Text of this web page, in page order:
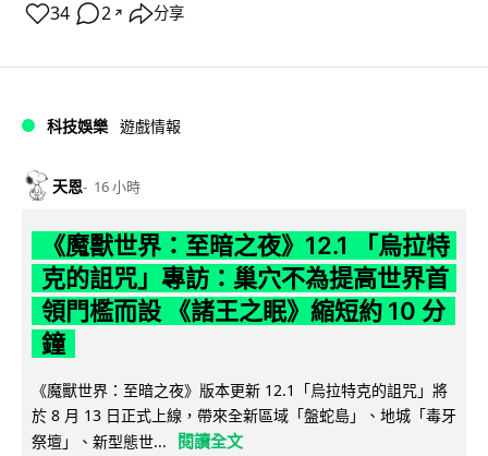
34 2 ↗ 分享
科技娛樂 遊戲情報
天恩 16 小時
《魔獸世界：至暗之夜》12.1 「烏拉特
克的詛咒」專訪：巢穴不為提高世界首
領門檻而設 《諸王之眠》縮短約 10 分
鐘
《魔獸世界：至暗之夜》版本更新 12.1「烏拉特克的詛咒」將
於 8 月 13 日正式上線，帶來全新區域「盤蛇島」、地城「毒牙
祭壇」、新型態世...
閱讀全文